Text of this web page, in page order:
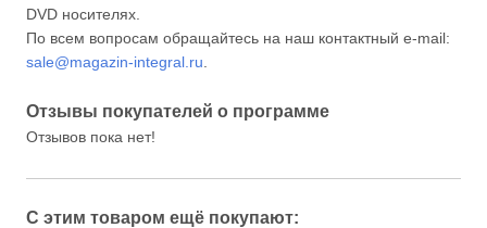
DVD носителях.
По всем вопросам обращайтесь на наш контактный e-mail:
sale@magazin-integral.ru
Отзывы покупателей о программе
Отзывов пока нет!
С этим товаром ещё покупают: